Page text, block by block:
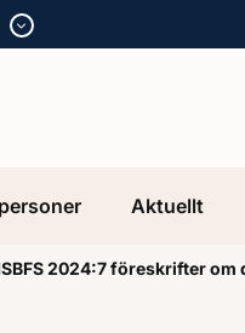
Aktuellt
2024:7 föreskrifter